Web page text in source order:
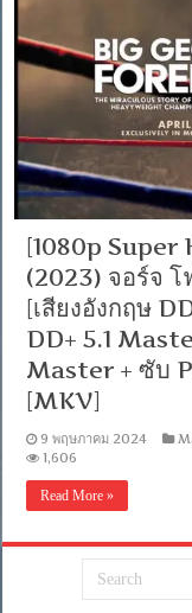
[1080p Super
(2023) จอร์จ
[เสียงอังกฤษ
DD+ 5.1
Master + ซับ
[MKV]
9 พฤษภาคม 2024
1,606
Read More »